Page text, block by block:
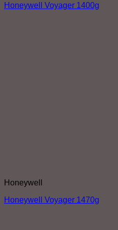
Honeywell Voyager 1400g
Honeywell
Honeywell Voyager 1470g